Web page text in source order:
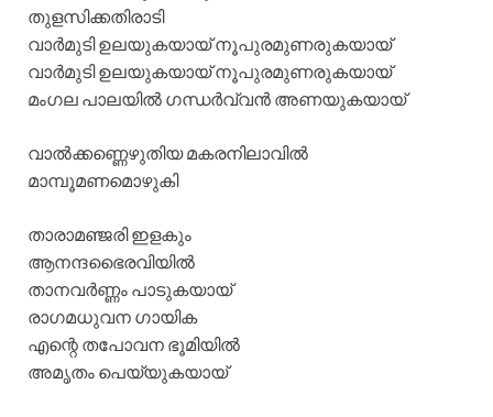
തുളസിക്കതിരാടി
വാര്‍മുടി ഉലയുകയായ് നൂപുരമുണരുകയായ്
വാര്‍മുടി ഉലയുകയായ് നൂപുരമുണരുകയായ്
മംഗല പാലയില്‍ ഗന്ധര്‍വ്വന്‍ അണയുകയായ്
വാല്‍ക്കണ്ണെഴുതിയ മകരനിലാവില്‍
മാമ്പൂമണമൊഴുകി
താരാമഞ്ജരി ഇളകും
ആനന്ദഭൈരവിയില്‍
താനവര്‍ണ്ണം പാടുകയായ്
രാഗമധുവന ഗായിക
എന്റെ തപോവന ഭൂമിയില്‍
അമൃതം പെയ്യുകയായ്